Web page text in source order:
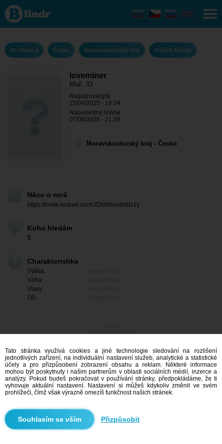
loveminer - On
hledá ji
Moravskoslezský
kraj - Frýdek-
On hledá ji Česko Moravskoslezský kraj Frýdek-Místek
loveminer
Muž, 33
Registrovaný/á:
22/04/2025 - 16:34
Naposledny online:
07/08/2026 - 21:39
Moravskoslezský kraj - Česko
Něco o mně
https://invite.kraken.com/JDNW/wa8ddz1y
Koho hledám
$
Charakteristika
Výška:
Váha:
Vlasy:
Oči:
Mám zájem
Vyhledávání
Tato stránka využívá cookies a jiné technologie sledování na rozlišení
jednotlivých zařízení, na individuální nastavení služeb, analytické a statistické
účely a pro přizpůsobení zobrazení obsahu a reklam. Některé informace
mohou být poskytnuty i našim partnerům v oblasti sociálních médií, inzerce a
analýzy. Pokud budeš pokračovat v používání stránky, předpokládáme, že ti
vyhovuje aktuální nastavení. Nastavení si můžeš kdykoliv změnit ve svém
prohlížeči, čímž však výrazně omezíš funkčnost našich stránek.
Přizpůsobit